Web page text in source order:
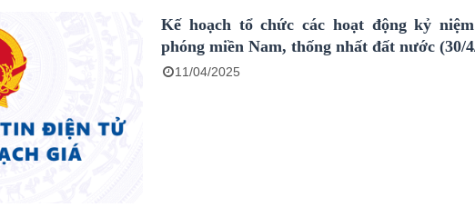
Kế hoạch tổ chức các hoạt động kỷ
phóng miền Nam, thống nhất đất nước (30/
11/04/2025